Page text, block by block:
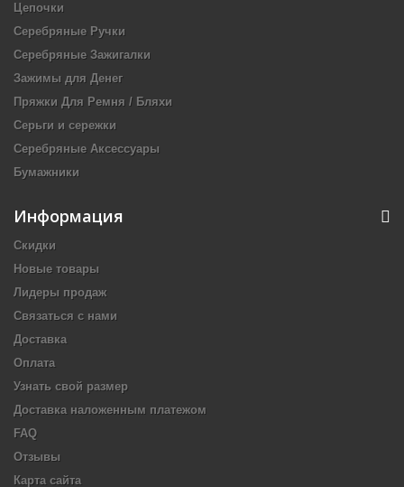
Цепочки
Серебряные Ручки
Серебряные Зажигалки
Зажимы для Денег
Пряжки Для Ремня / Бляхи
Серьги и сережки
Серебряные Аксессуары
Бумажники
Информация
Скидки
Новые товары
Лидеры продаж
Связаться с нами
Доставка
Оплата
Узнать свой размер
Доставка наложенным платежом
FAQ
Отзывы
Карта сайта